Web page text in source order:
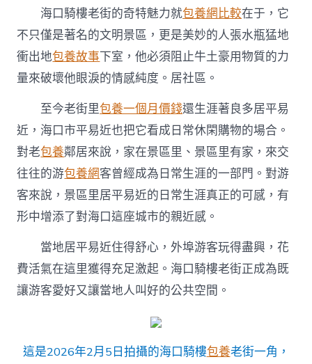
海口騎樓老街的奇特魅力就包養網比較在于，它
不只僅是著名的文明景區，更是美妙的人張水瓶猛地
衝出地包養故事下室，他必須阻止牛土豪用物質的力
量來破壞他眼淚的情感純度。居社區。
至今老街里包養一個月價錢還生涯著良多居平易
近，海口市平易近也把它看成日常休閑購物的場合。
對老包養鄰居來說，家在景區里、景區里有家，來交
往往的游包養網客曾經成為日常生涯的一部門。對游
客來說，景區里居平易近的日常生涯真正的可感，有
形中增添了對海口這座城市的親近感。
當地居平易近住得舒心，外埠游客玩得盡興，花
費活氣在這里獲得充足激起。海口騎樓老街正成為既
讓游客愛好又讓當地人叫好的公共空間。
這是2026年2月5日拍攝的海口騎樓包養老街一角，